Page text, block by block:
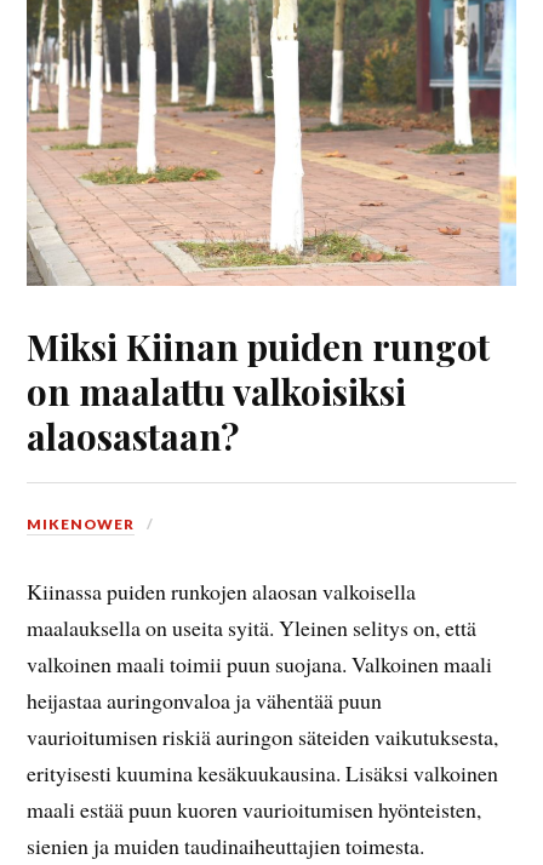
Miksi Kiinan puiden rungot
on maalattu valkoisiksi
alaosastaan?
MIKENOWER
Kiinassa puiden runkojen alaosan valkoisella
maalauksella on useita syitä. Yleinen selitys on, että
valkoinen maali toimii puun suojana. Valkoinen maali
heijastaa auringonvaloa ja vähentää puun
vaurioitumisen riskiä auringon säteiden vaikutuksesta,
erityisesti kuumina kesäkuukausina. Lisäksi valkoinen
maali estää puun kuoren vaurioitumisen hyönteisten,
sienien ja muiden taudinaiheuttajien toimesta.